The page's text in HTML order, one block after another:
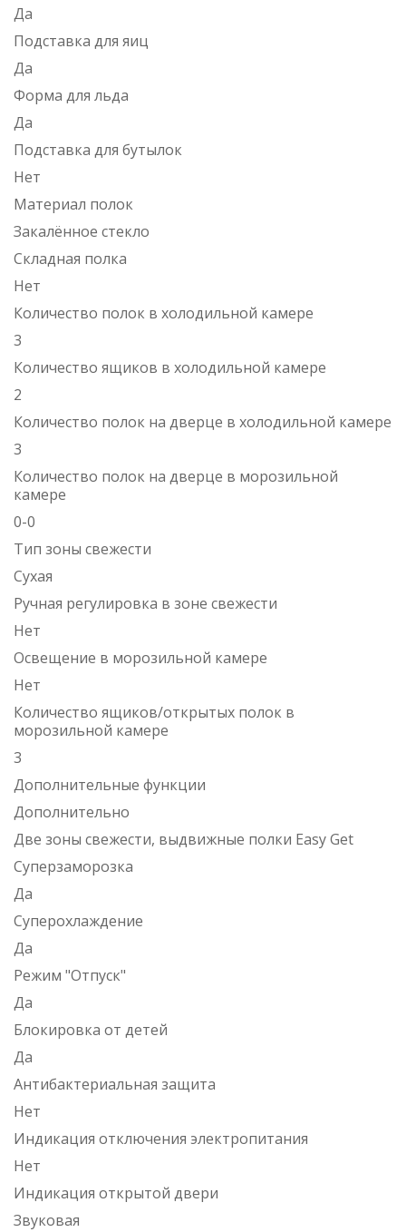
Да
Подставка для яиц
Да
Форма для льда
Да
Подставка для бутылок
Нет
Материал полок
Закалённое стекло
Складная полка
Нет
Количество полок в холодильной камере
3
Количество ящиков в холодильной камере
2
Количество полок на дверце в холодильной камере
3
Количество полок на дверце в морозильной
камере
0-0
Тип зоны свежести
Сухая
Ручная регулировка в зоне свежести
Нет
Освещение в морозильной камере
Нет
Количество ящиков/открытых полок в
морозильной камере
3
Дополнительные функции
Дополнительно
Две зоны свежести, выдвижные полки Easy Get
Суперзаморозка
Да
Суперохлаждение
Да
Режим "Отпуск"
Да
Блокировка от детей
Да
Антибактериальная защита
Нет
Индикация отключения электропитания
Нет
Индикация открытой двери
Звуковая